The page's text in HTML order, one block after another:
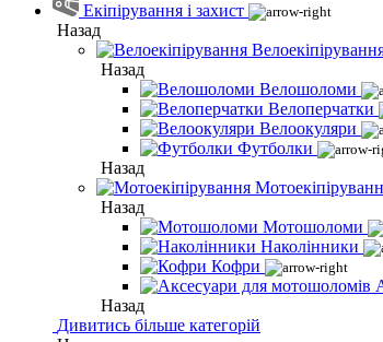
Екіпірування і захист
Назад
Назад
Велошоломи
Велоперчатки
Велоокуляри
Футболки
Назад
Назад
Мотошоломи
Наколінники
Кофри
Назад
Дивитись більше категорій